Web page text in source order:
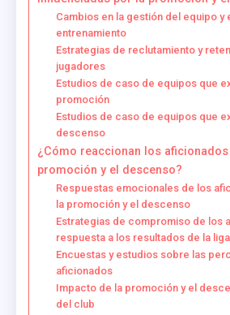
Cambios en la gestión del equipo y
entrenamiento
Estrategias de reclutamiento y
jugadores
Estudios de caso de equipos que
promoción
Estudios de caso de equipos que
descenso
¿Cómo reaccionan los
promoción y el descenso?
Respuestas emocionales de los
la promoción y el descenso
Estrategias de compromiso de los
respuesta a los resultados de la liga
Encuestas y estudios sobre las
aficionados
Impacto de la promoción y el
del club